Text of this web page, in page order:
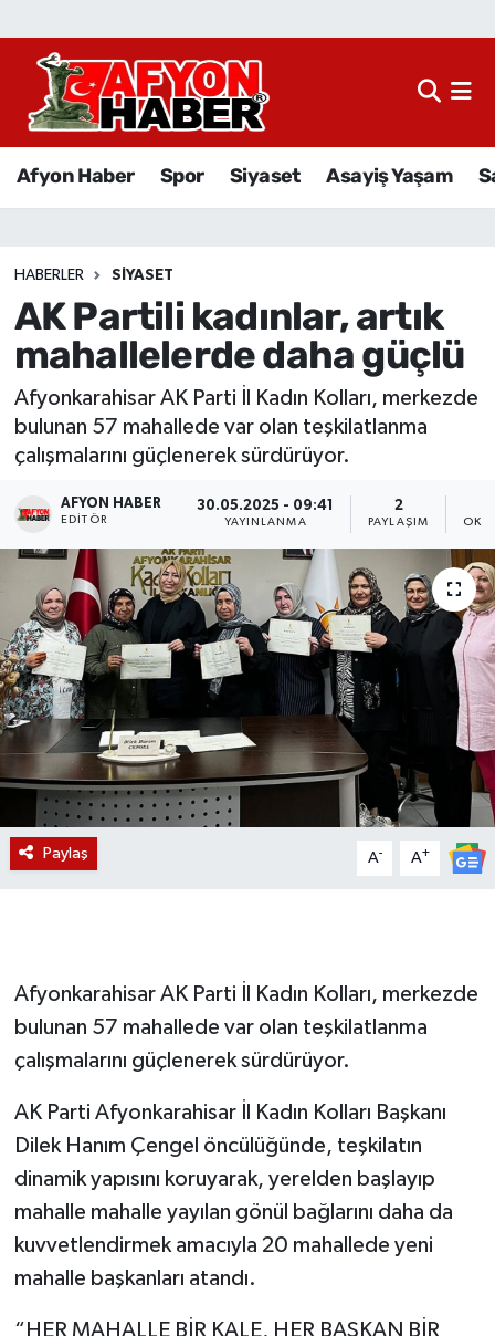
Afyon Haber Spor Siyaset Asayiş Yaşam
HABERLER SIYASET
AK Partili kadınlar, artık
mahallelerde daha güçlü
Afyonkarahisar AK Parti İl Kadın Kolları, merkezde
bulunan 57 mahallede var olan teşkilatlanma
çalışmalarını güçlenerek sürdürüyor.
AFYON HABER
EDITÖR
30.05.2025 - 09:41
YAYINLANMA
2
PAYLAŞIM
Paylaş A- A+
Afyonkarahisar AK Parti İl Kadın Kolları, merkezde
bulunan 57 mahallede var olan teşkilatlanma
çalışmalarını güçlenerek sürdürüyor.
AK Parti Afyonkarahisar İl Kadın Kolları Başkanı
Dilek Hanım Çengel öncülüğünde, teşkilatın
dinamik yapısını koruyarak, yerelden başlayıp
mahalle mahalle yayılan gönül bağlarını daha da
kuvvetlendirmek amacıyla 20 mahallede yeni
mahalle başkanları atandı.
“HER MAHALLE BİR KALE, HER BAŞKAN BİR
Afyon Haber
Sağlık
Eğitim
Sivil Toplum
Etkinlikler